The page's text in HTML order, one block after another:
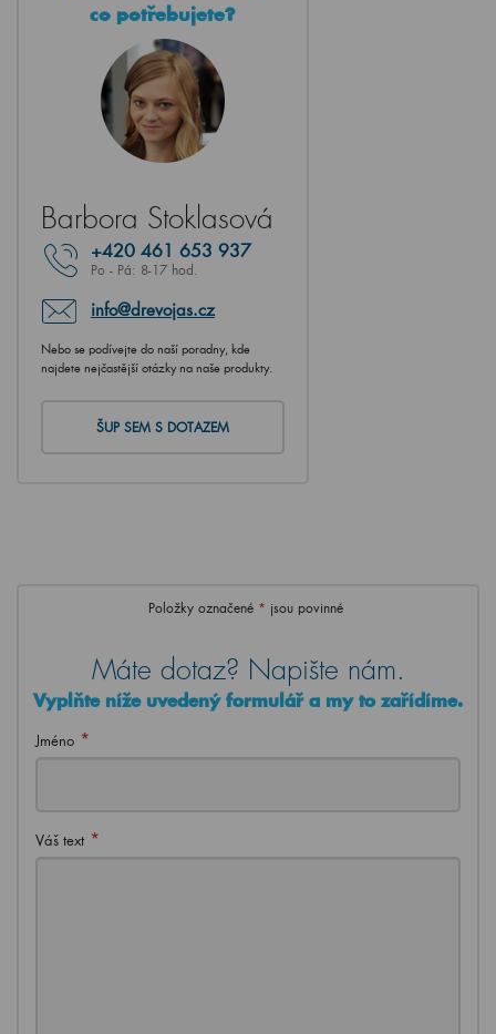
co potřebujete?
Barbora Stoklasová
+420 461 653 937
Po - Pá: 8-17 hod.
info@drevojas.cz
Nebo se podívejte do naší poradny, kde
najdete nejčastější otázky na naše produkty.
ŠUP SEM S DOTAZEM
Položky označené * jsou povinné
Máte dotaz? Napište nám.
Vyplňte níže uvedený formulář a my to zařídíme.
Jméno *
Váš text *